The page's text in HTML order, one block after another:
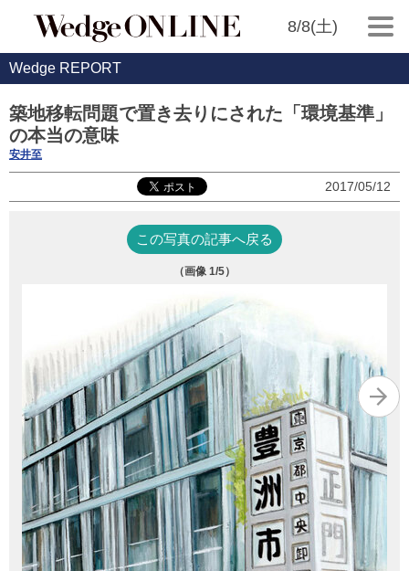
8/8(土)
Wedge REPORT
築地移転問題で置き去りにされた「環境基準」
の本当の意味
安井至
2017/05/12
この写真の記事へ戻る
（画像 1/5）